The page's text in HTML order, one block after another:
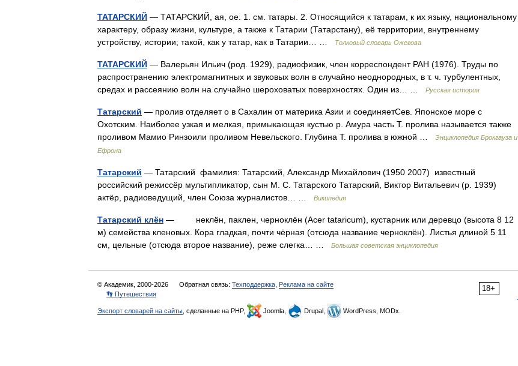
ТАТАРСКИЙ — ТАТАРСКИЙ, ая, ое. 1. см. татары. 2. Относящийся к татарам, к их языку, национальному
характеру, образу жизни, культуре, а также к Татарии (Татарстану), её территории, внутреннему
устройству, истории; такой, как у татар, как в Татарии… …
Толковый словарь Ожегова
ТАТАРСКИЙ — Валерьян Ильич (род. 1929), радиофизик, член корреспондент РАН (1976). Труды по
распространению электромагнитных и звуковых волн в случайно неоднородных, в т. ч. турбулентных,
средах и рассеянию волн на случайно шероховатых поверхностях. Один из… …
Русская история
Татарский — пролив отделяет о в Сахалин от материка Азии и соединяетСев. Японское море с
Охотским. Наиболее узкая и мелкая, примыкающая кустью р. Амура часть Т. пролива называется также
проливом Мамио Ринзоили проливом Невельского. Глубина Т. пролива в южной …
Энциклопедия Брокгауза и
Ефрона
Татарский — Татарский фамилия: Татарский, Александр Михайлович (1950 2007) известный
российский режиссёр мультипликатор, сын М. С. Татарского Татарский, Виктор Витальевич (р. 1939)
актёр, радиоведущий, член Союза журналистов… …
Википедия
Татарский клён — неклён, паклен, черноклён (Acer tataricum), кустарник или деревцо (высота 8 12
м) семейства кленовых. Кора гладкая, почти чёрная (отсюда название черноклён). Листья длиной 5 11
см, цельные (отсюда второе название), реже слегка… …
Большая советская энциклопедия
18+
© Академик, 2000-2026 Обратная связь: Техподдержка Реклама на сайте
👣 Путешествия
Экспорт словарей на сайты , сделанные на PHP, Joomla, Drupal, WordPress, MODx.